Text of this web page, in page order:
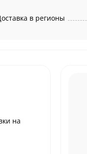
в регионы
на